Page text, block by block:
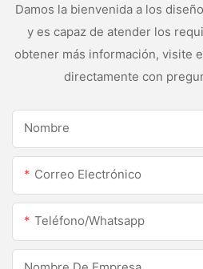
Damos la bienvenida a los
y es capaz de atender los
obtener más información, visite
directamente con
Nombre
Correo Electrónico
Teléfono/whatsapp